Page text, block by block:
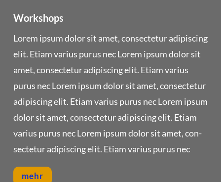
Workshops
Lorem ipsum dolor sit amet, con­sec­te­tur adi­pi­scing
elit. Eti­am vari­us purus nec Lorem ipsum dolor sit
amet, con­sec­te­tur adi­pi­scing elit. Eti­am vari­us
purus nec Lorem ipsum dolor sit amet, con­sec­te­tur
adi­pi­scing elit. Eti­am vari­us purus nec Lorem ipsum
dolor sit amet, con­sec­te­tur adi­pi­scing elit. Eti­am
vari­us purus nec Lorem ipsum dolor sit amet, con­
sec­te­tur adi­pi­scing elit. Eti­am vari­us purus nec
mehr